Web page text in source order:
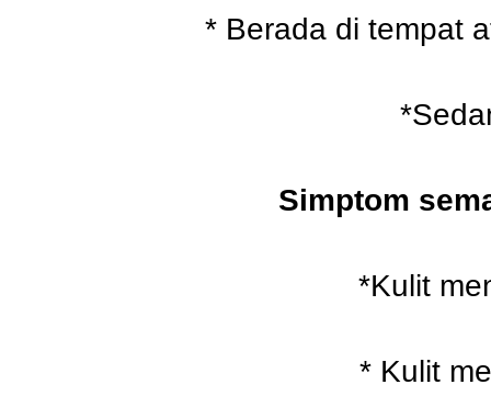
* Berada di tempat
Simptom
*Kulit
* Kulit